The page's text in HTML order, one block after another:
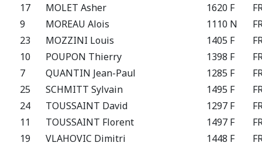
17
MOLET Asher 1620 F
9
MOREAU Alois 1110 N
23
MOZZINI Louis 1405 F
10
POUPON Thierry 1398 F
7
QUANTIN Jean-Paul 1285 F
25
SCHMITT Sylvain 1495 F
24
TOUSSAINT David 1297 F
11
TOUSSAINT Florent 1497 F
19
VLAHOVIC Dimitri 1448 F